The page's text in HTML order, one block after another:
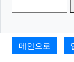
메인으로